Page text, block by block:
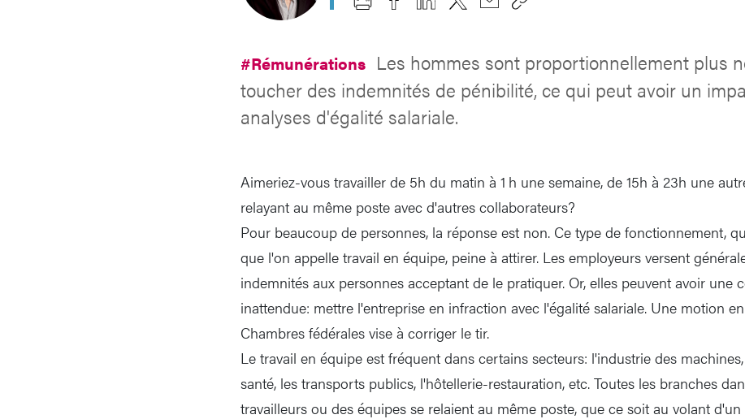
#Rémunérations Les hommes sont proportionnellement plus
toucher des indemnités de pénibilité, ce qui peut avoir un
analyses d'égalité salariale.
Aimeriez-vous travailler de 5h du matin à 1 h une semaine, de 15h à 23h une
relayant au même poste avec d'autres collaborateurs?
Pour beaucoup de personnes, la réponse est non. Ce type de fonctionnement,
que l'on appelle travail en équipe, peine à attirer. Les employeurs versent
indemnités aux personnes acceptant de le pratiquer. Or, elles peuvent avoir une
inattendue: mettre l'entreprise en infraction avec l'égalité salariale. Une motion
Chambres fédérales vise à corriger le tir.
Le travail en équipe est fréquent dans certains secteurs: l'industrie des
santé, les transports publics, l'hôtellerie-restauration, etc. Toutes les branches
travailleurs ou des équipes se relaient au même poste, que ce soit au volant d'un